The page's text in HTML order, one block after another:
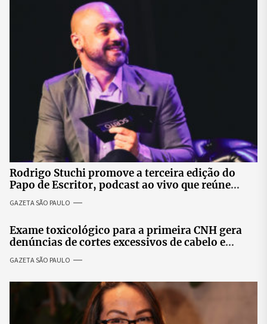
Rodrigo Stuchi promove a terceira edição do
Papo de Escritor, podcast ao vivo que reúne
especialistas para discutir saúde mental e
prosperidade.
GAZETA SÃO PAULO
Exame toxicológico para a primeira CNH gera
denúncias de cortes excessivos de cabelo e
revolta entre candidatas
GAZETA SÃO PAULO